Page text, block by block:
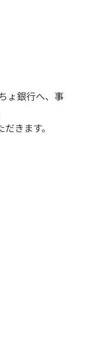
ょ銀行へ、事
きます。